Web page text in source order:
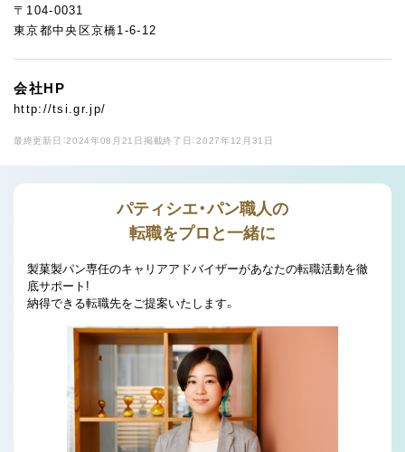
〒104-0031
東京都中央区京橋1-6-12
会社HP
http://tsi.gr.jp/
最終更新日：2024年08月21日 掲載終了日：2027年12月31日
パティシエ・パン職人の
転職をプロと一緒に
製菓製パン専任のキャリアアドバイザーがあなたの転職活動を徹
底サポート!
納得できる転職先をご提案いたします。